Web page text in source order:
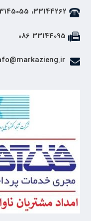
33144262، 33145055، 33144660 086
33144095 086